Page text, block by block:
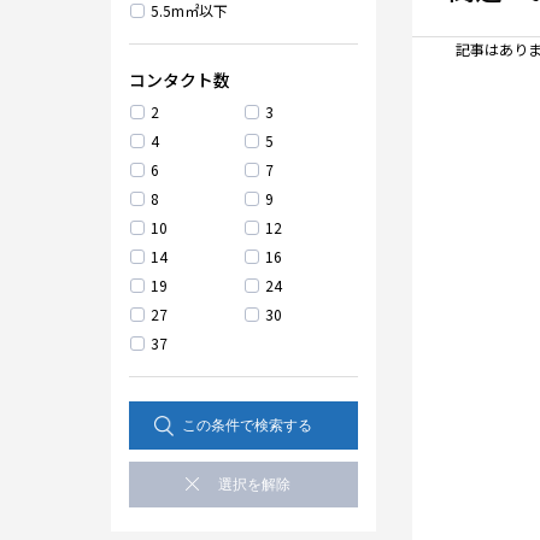
5.5m㎡以下
コンタクト数
2
3
4
5
6
7
8
9
10
12
14
16
19
24
27
30
37
記事はありま